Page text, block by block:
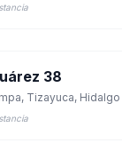
38
Tizayuca, Hidalgo